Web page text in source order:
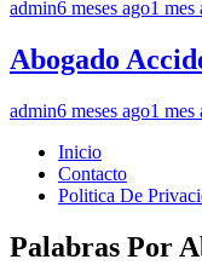
admin6 meses ago1 mes
Abogado
admin6 meses ago1 mes
Inicio
Contacto
Politica De
Palabras Por